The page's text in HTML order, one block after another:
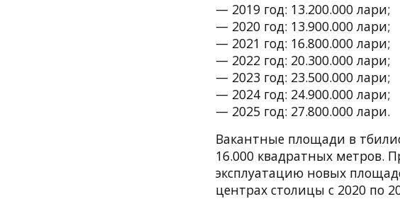
— 2019 год: 13.200.000 лари;
— 2020 год: 13.900.000 лари;
— 2021 год: 16.800.000 лари;
— 2022 год: 20.300.000 лари;
— 2023 год: 23.500.000 лари;
— 2024 год: 24.900.000 лари;
— 2025 год: 27.800.000 лари.
Вакантные площади в
16.000 квадратных метров.
эксплуатацию новых
центрах столицы с 2020 по